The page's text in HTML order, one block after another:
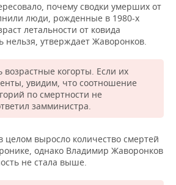
почему сводки умерших от
люди, рожденные в 1980-х
летальности от ковида
нельзя, утверждает Жаворонков.
когорты. Если их
увидим, что соотношение
по смертности не
замминистра.
целом выросло количество смертей
однако Владимир Жаворонков
не стала выше.